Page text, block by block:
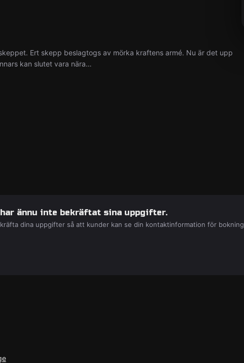
Ert skepp beslagtogs av mörka kraftens armé. Nu är det upp
kan slutet vara nära…
ännu inte bekräftat sina uppgifter.
dina uppgifter så att kunder kan se din kontaktinformation för